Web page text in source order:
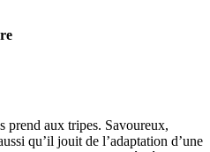
prend aux tripes. Savoureux,
qu’il jouit de l’adaptation d’une